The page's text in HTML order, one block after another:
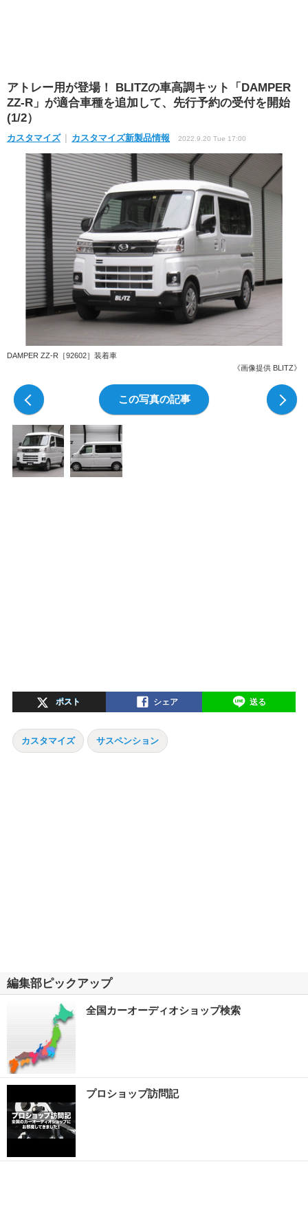
アトレー用が登場！ BLITZの車高調キット「DAMPER
ZZ-R」が適合車種を追加して、先行予約の受付を開始
(1/2）
カスタマイズ カスタマイズ新製品情報 2022.9.20 Tue 17:00
DAMPER ZZ-R［92602］装着車
《画像提供 BLITZ》
この写真の記事
ポスト シェア 送る
カスタマイズ サスペンション
編集部ピックアップ
全国カーオーディオショップ検索
プロショップ訪問記